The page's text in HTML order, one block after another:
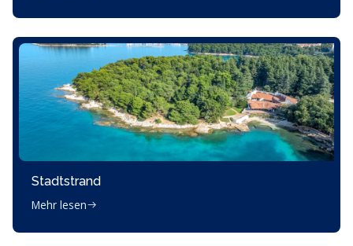
Stadtstrand
Mehr lesen